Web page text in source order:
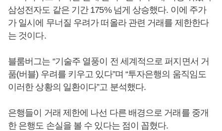
삼성전자도 같은 기간 175% 넘게 상승했다. 이에 주가
가 일시에 무너질 우려가 떠올라 관련 거래를 제한한다
는 것이다.
블룸버그는 “기술주 열풍이 전 세계적으로 퍼지면서 거
품(버블) 우려를 키우고 있다”며 “투자은행의 움직임도
이러한 상황의 일환이다”고 분석했다.
은행들이 거래 제한에 나선 다른 배경으로 거래를 중개
한 은행도 손실을 볼 수 있다는 점이 꼽혔다.